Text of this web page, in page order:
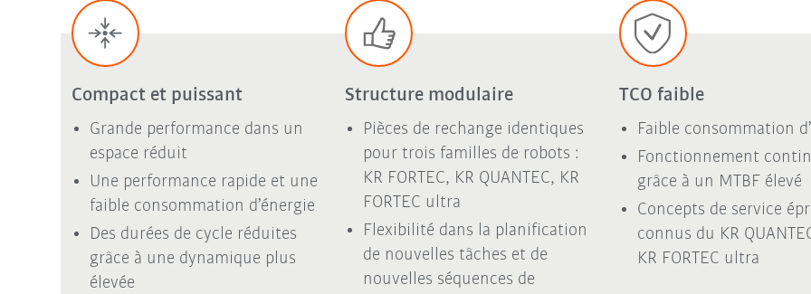
Compact et puissant
Grande performance dans un
espace réduit
Une performance rapide et une
faible consommation d’énergie
Des durées de cycle réduites
grâce à une dynamique plus
élevée
Structure modulaire
Pièces de rechange identiques
pour trois familles de robots :
KR FORTEC, KR QUANTEC, KR
FORTEC ultra
Flexibilité dans la planification
de nouvelles tâches et de
nouvelles séquences de
TCO faible
Faible consommation
Fonctionnement
grâce à un MTBF élevé
Concepts de service
connus du KR
KR FORTEC ultra